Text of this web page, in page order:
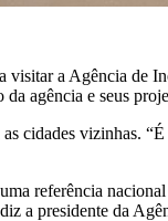
a Agência de
agência e seus
cidades vizinhas.
referência
a presidente da